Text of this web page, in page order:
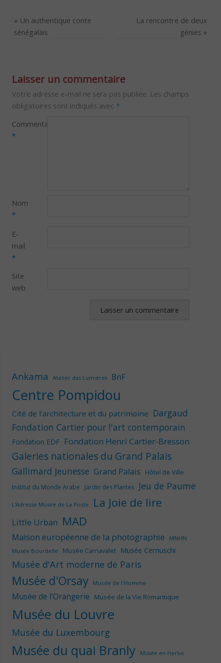
« Un authentique conte
sénégalais
La rencontre de deux
génies »
Laisser un commentaire
Votre adresse e-mail ne sera pas publiée. Les champs
obligatoires sont indiqués avec *
Commentaire
*
Nom
*
E-
mail
*
Site
web
Ankama Atelier des Lumières BnF
Centre Pompidou
Cité de l'architecture et du patrimoine Dargaud
Fondation Cartier pour l'art contemporain
Fondation EDF Fondation Henri Cartier-Bresson
Galeries nationales du Grand Palais
Gallimard Jeunesse Grand Palais Hôtel de Ville
Institut du Monde Arabe Jardin des Plantes Jeu de Paume
L'Adresse Musée de La Poste La Joie de lire
Little Urban MAD
Maison européenne de la photographie
MNHN
Musée Bourdelle
Musée Carnavalet Musée Cernuschi
Musée d'Art moderne de Paris
Musée d'Orsay Musée de l'Homme
Musée de l'Orangerie Musée de la Vie Romantique
Musée du Louvre
Musée du Luxembourg
Musée du quai Branly Musée en Herbe